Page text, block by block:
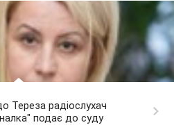
Тереза радіослухач
подає до суду